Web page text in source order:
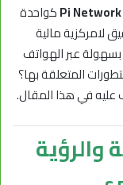
كواحدة
لامركزية مالية
بسهولة عبر الهواتف
المتعلقة بها؟
في هذا المقال.